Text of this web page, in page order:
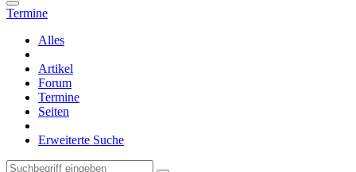
Termine
Alles
Artikel
Forum
Termine
Seiten
Erweiterte Suche